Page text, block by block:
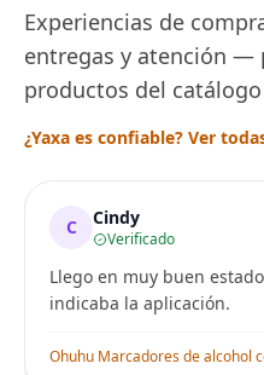
Experiencias de
entregas y atención —
productos del catálogo
¿Yaxa es confiable? Ver
C Cindy
Verificado
Llego en muy buen
indicaba la aplicación.